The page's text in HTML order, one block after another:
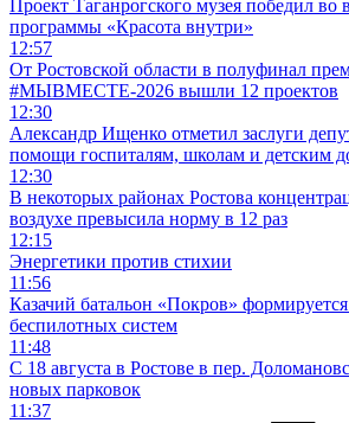
Проект Таганрогского музея победил во
программы «Красота внутри»
12:57
От Ростовской области в полуфинал
#МЫВМЕСТЕ-2026 вышли 12 проектов
12:30
Александр Ищенко отметил заслуги
помощи госпиталям, школам и детским
12:30
В некоторых районах Ростова
воздухе превысила норму в 12 раз
12:15
Энергетики против стихии
11:56
Казачий батальон «Покров»
беспилотных систем
11:48
С 18 августа в Ростове в пер.
новых парковок
11:37